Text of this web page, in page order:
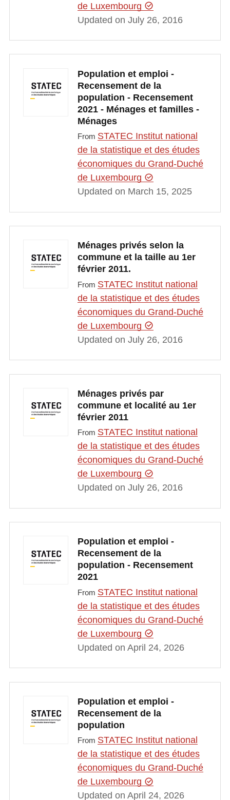
de Luxembourg
Updated on July 26, 2016
Population et emploi -
Recensement de la
population - Recensement
2021 - Ménages et familles -
Ménages
From STATEC Institut national
de la statistique et des études
économiques du Grand-Duché
de Luxembourg
Updated on March 15, 2025
Ménages privés selon la
commune et la taille au 1er
février 2011.
From STATEC Institut national
de la statistique et des études
économiques du Grand-Duché
de Luxembourg
Updated on July 26, 2016
Ménages privés par
commune et localité au 1er
février 2011
From STATEC Institut national
de la statistique et des études
économiques du Grand-Duché
de Luxembourg
Updated on July 26, 2016
Population et emploi -
Recensement de la
population - Recensement
2021
From STATEC Institut national
de la statistique et des études
économiques du Grand-Duché
de Luxembourg
Updated on April 24, 2026
Population et emploi -
Recensement de la
population
From STATEC Institut national
de la statistique et des études
économiques du Grand-Duché
de Luxembourg
Updated on April 24, 2026